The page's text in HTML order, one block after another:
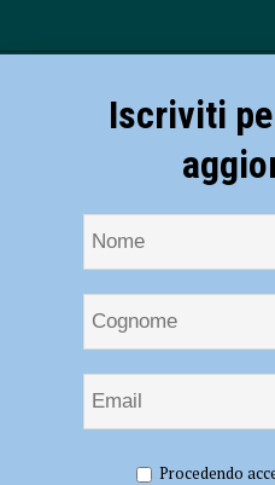
2025 sarà illustrata da Alessandro
Iscriviti
Procedendo